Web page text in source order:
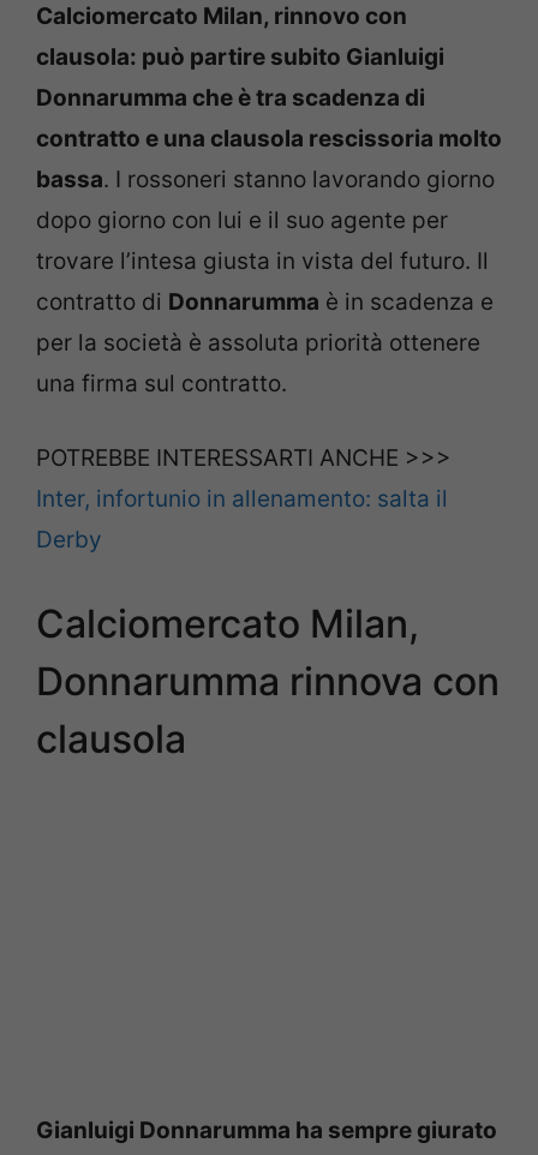
Calciomercato Milan, rinnovo con
clausola: può partire subito Gianluigi
Donnarumma che è tra scadenza di
contratto e una clausola rescissoria molto
bassa. I rossoneri stanno lavorando giorno
dopo giorno con lui e il suo agente per
trovare l’intesa giusta in vista del futuro. Il
contratto di Donnarumma è in scadenza e
per la società è assoluta priorità ottenere
una firma sul contratto.
POTREBBE INTERESSARTI ANCHE >>>
Inter, infortunio in allenamento: salta il
Derby
Calciomercato Milan,
Donnarumma rinnova con
clausola
Gianluigi Donnarumma ha sempre giurato